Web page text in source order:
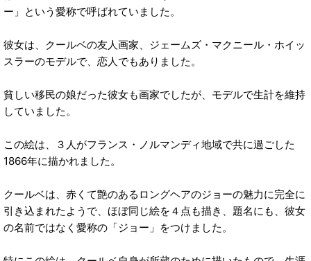
ー」という愛称で呼ばれていました。
彼女は、クールベの友人画家、ジェームズ・マクニール・ホイッ
スラーのモデルで、恋人でもありました。
貧しい移民の娘だった彼女も画家でしたが、モデルで生計を維持
していました。
この絵は、３人がフランス・ノルマンディ地域で共に過ごした
1866年に描かれました。
クールベは、赤くて艶のあるロングヘアのジョーの魅力に完全に
引き込まれたようで、ほぼ同じ絵を４点も描き、題名にも、彼女
の名前ではなく愛称の「ジョー」をつけました。